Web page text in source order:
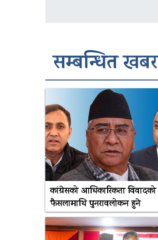
सम्बन्धित खबर
कांग्रेसको आधिकारिकता विवादको
फैसलामाथि पुनरावलोकन हुने